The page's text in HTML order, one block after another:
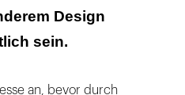
Design
sein.
an, bevor durch